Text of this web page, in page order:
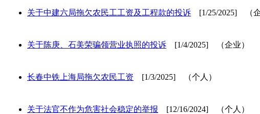
关于中建六局拖欠农民工工资及工程款的投诉 [1/25/2025] （企
关于陈庚、石美荣骗领营业执照的投诉 [1/4/2025] （企业）
长春中铁上海局拖欠农民工资 [1/3/2025] （个人）
关于法官不作为危害社会稳定的举报 [12/16/2024] （个人）